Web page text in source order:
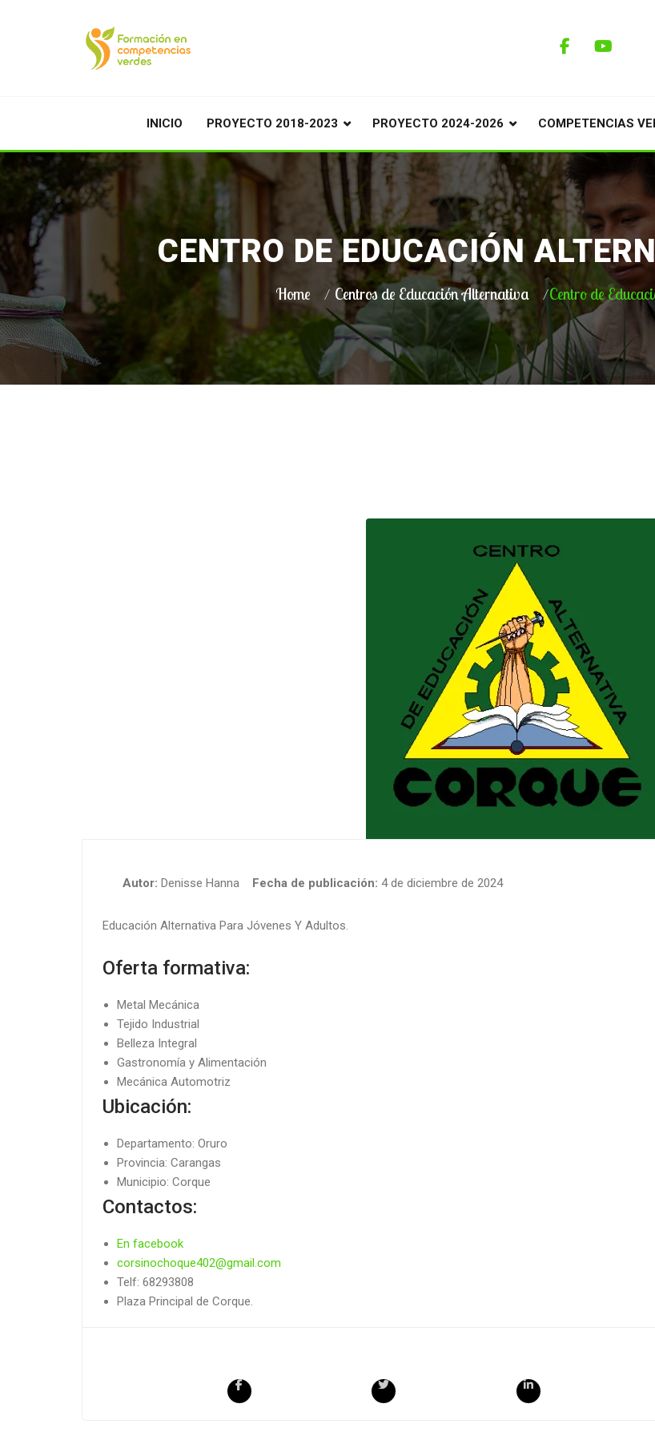
INICIO PROYECTO 2018-2023 PROYECTO 2024-2026 COMPETENCIAS
CENTRO DE EDUCACIÓN
Home Centros de Educación Alternativa Centro de
Autor: Denisse Hanna Fecha de publicación: 4 de diciembre de 2024
Educación Alternativa Para Jóvenes Y Adultos.
Oferta formativa:
Metal Mecánica
Tejido Industrial
Belleza Integral
Gastronomía y Alimentación
Mecánica Automotriz
Ubicación:
Departamento: Oruro
Provincia: Carangas
Municipio: Corque
Contactos:
En facebook
corsinochoque402@gmail.com
Telf: 68293808
Plaza Principal de Corque.